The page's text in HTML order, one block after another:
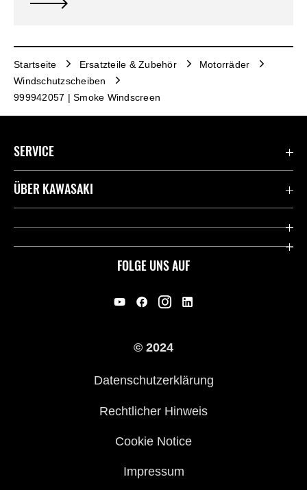
Startseite Ersatzteile & Zubehör
Motorräder
Windschutzscheiben
999942057 | Smoke Windscreen
FOLGE UNS AUF
SERVICE
Kontaktiere uns
ÜBER KAWASAKI
Kawasaki Deutschland
© 2024
Datenschutzerklärung
Rechtlicher Hinweis
Cookie Notice
Impressum